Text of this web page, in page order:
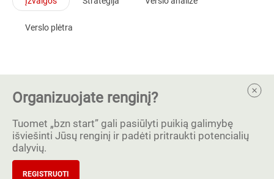
Verslo plėtra
Organizuojate renginį?
Tuomet „bzn start” gali pasiūlyti puikią galimybę
išviešinti Jūsų renginį ir padėti pritraukti potencialių
dalyvių.
REGISTRUOTI